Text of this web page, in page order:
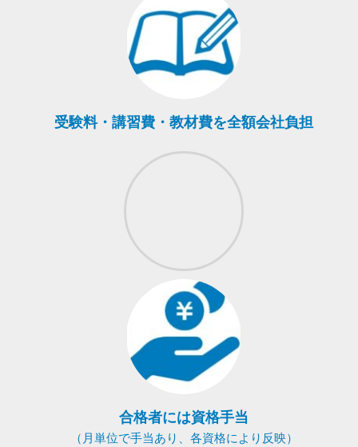
受験料・講習費・教材費を全額会社負担
合格者には資格手当
（月単位で手当あり、各資格により反映）